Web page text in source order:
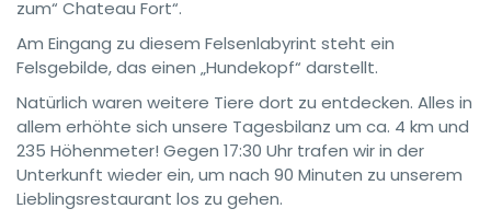
zum“ Chateau Fort“.
Am Eingang zu diesem Felsenlabyrint steht ein
Felsgebilde, das einen „Hundekopf“ darstellt.
Natürlich waren weitere Tiere dort zu entdecken. Alles in
allem erhöhte sich unsere Tagesbilanz um ca. 4 km und
235 Höhenmeter! Gegen 17:30 Uhr trafen wir in der
Unterkunft wieder ein, um nach 90 Minuten zu unserem
Lieblingsrestaurant los zu gehen.